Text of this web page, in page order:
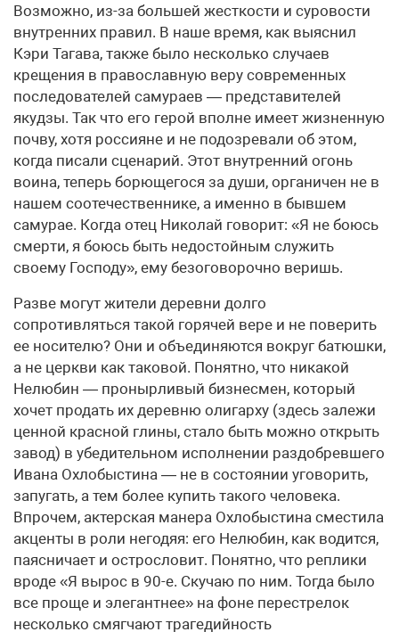
Возможно, из-за большей жесткости и суровости
внутренних правил. В наше время, как выяснил
Кэри Тагава, также было несколько случаев
крещения в православную веру современных
последователей самураев — представителей
якудзы. Так что его герой вполне имеет жизненную
почву, хотя россияне и не подозревали об этом,
когда писали сценарий. Этот внутренний огонь
воина, теперь борющегося за души, органичен не в
нашем соотечественнике, а именно в бывшем
самурае. Когда отец Николай говорит: «Я не боюсь
смерти, я боюсь быть недостойным служить
своему Господу», ему безоговорочно веришь.
Разве могут жители деревни долго
сопротивляться такой горячей вере и не поверить
ее носителю? Они и объединяются вокруг батюшки,
а не церкви как таковой. Понятно, что никакой
Нелюбин — пронырливый бизнесмен, который
хочет продать их деревню олигарху (здесь залежи
ценной красной глины, стало быть можно открыть
завод) в убедительном исполнении раздобревшего
Ивана Охлобыстина — не в состоянии уговорить,
запугать, а тем более купить такого человека.
Впрочем, актерская манера Охлобыстина сместила
акценты в роли негодяя: его Нелюбин, как водится,
паясничает и острословит. Понятно, что реплики
вроде «Я вырос в 90-е. Скучаю по ним. Тогда было
все проще и элегантнее» на фоне перестрелок
несколько смягчают трагедийность